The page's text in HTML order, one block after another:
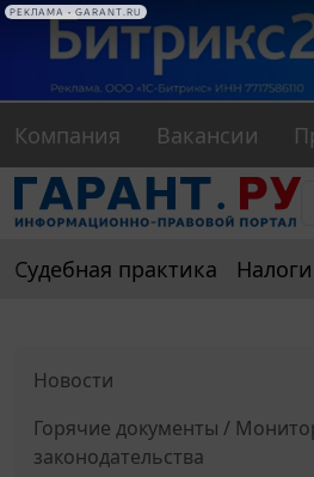
Компания Вакансии
Судебная практика
Новости
Горячие документы /
законодательства
РЕКЛАМА • GARANT.RU